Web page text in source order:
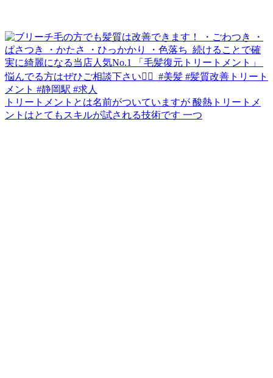
トリートメントとは名前がついていますが 酸熱トリートメ
ントはとてもスキルが試される技術です 一つ